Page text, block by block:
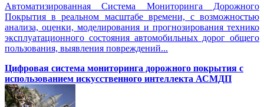
Автоматизированная Система Мониторинга Дорожного
Покрытия в реальном масштабе времени, с возможностью
анализа, оценки, моделирования и прогнозирования технико
эксплуатационного состояния автомобильных дорог общего
пользования, выявления повреждений...
Цифровая система мониторинга дорожного покрытия с
использованием искусственного интеллекта АСМДП